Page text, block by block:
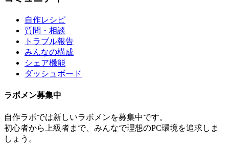
自作レシピ
質問・相談
トラブル報告
みんなの構成
シェア機能
ダッシュボード
ラボメン募集中
自作ラボでは新しいラボメンを募集中です。
初心者から上級者まで、みんなで理想のPC環境を追求しま
しょう。